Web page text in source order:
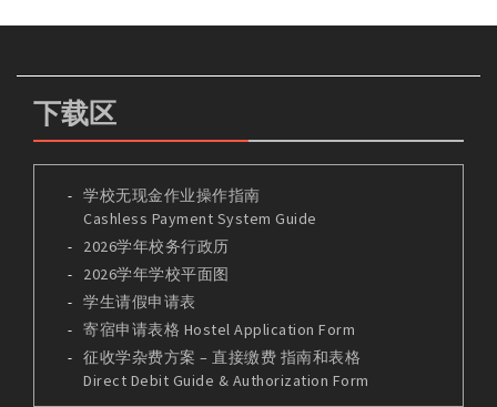
下载区
学校无现金作业操作指南
Cashless Payment System Guide
2026学年校务行政历
2026学年学校平面图
学生请假申请表
寄宿申请表格 Hostel Application Form
征收学杂费方案 – 直接缴费 指南和表格
Direct Debit Guide & Authorization Form